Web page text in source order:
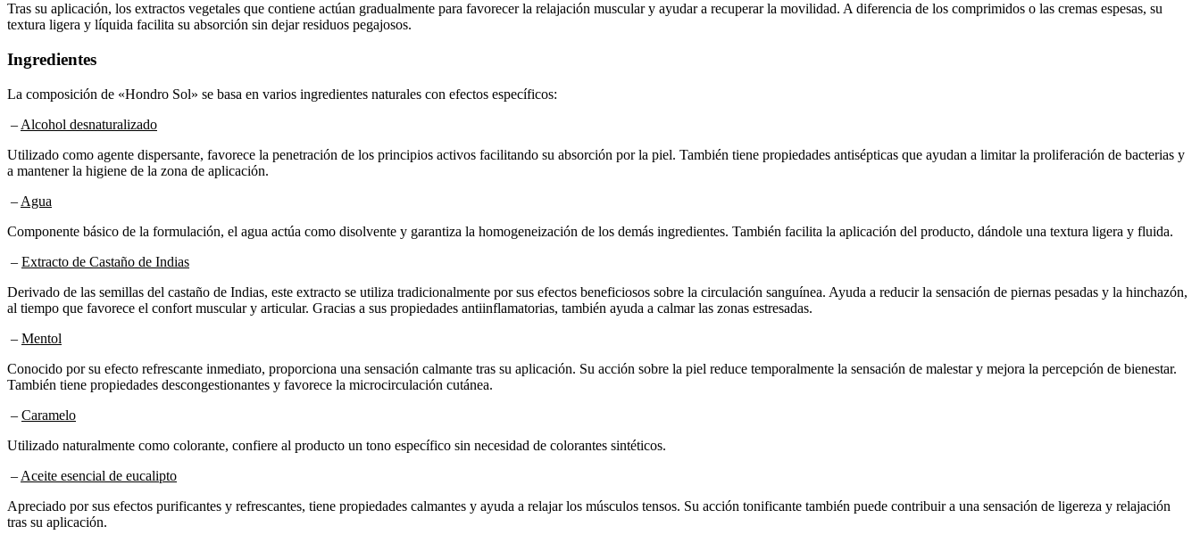
Tras su aplicación, los extractos vegetales que contiene actúan gradualmente para favorecer la relajación muscular y ayudar a recuperar la movilidad. A diferencia de los comprimidos o las cremas espesas, su
textura ligera y líquida facilita su absorción sin dejar residuos pegajosos.
Ingredientes
La composición de «Hondro Sol» se basa en varios ingredientes naturales con efectos específicos:
– Alcohol desnaturalizado
Utilizado como agente dispersante, favorece la penetración de los principios activos facilitando su absorción por la piel. También tiene propiedades antisépticas que ayudan a limitar la proliferación de bacterias y
a mantener la higiene de la zona de aplicación.
– Agua
Componente básico de la formulación, el agua actúa como disolvente y garantiza la homogeneización de los demás ingredientes. También facilita la aplicación del producto, dándole una textura ligera y fluida.
– Extracto de Castaño de Indias
Derivado de las semillas del castaño de Indias, este extracto se utiliza tradicionalmente por sus efectos beneficiosos sobre la circulación sanguínea. Ayuda a reducir la sensación de piernas pesadas y la hinchazón,
al tiempo que favorece el confort muscular y articular. Gracias a sus propiedades antiinflamatorias, también ayuda a calmar las zonas estresadas.
– Mentol
Conocido por su efecto refrescante inmediato, proporciona una sensación calmante tras su aplicación. Su acción sobre la piel reduce temporalmente la sensación de malestar y mejora la percepción de bienestar.
También tiene propiedades descongestionantes y favorece la microcirculación cutánea.
– Caramelo
Utilizado naturalmente como colorante, confiere al producto un tono específico sin necesidad de colorantes sintéticos.
– Aceite esencial de eucalipto
Apreciado por sus efectos purificantes y refrescantes, tiene propiedades calmantes y ayuda a relajar los músculos tensos. Su acción tonificante también puede contribuir a una sensación de ligereza y relajación
tras su aplicación.